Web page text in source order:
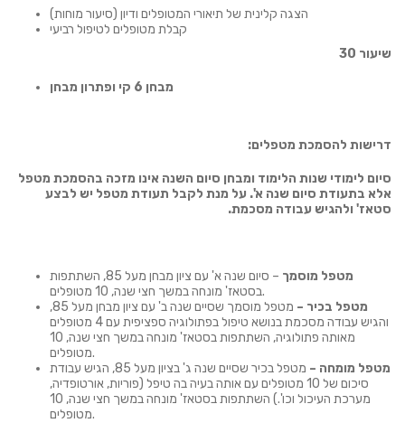
הצגה קלינית של תיאורי המטופלים ודיון (סיעור מוחות)
קבלת מטופלים לטיפול רביעי
שיעור 30
מבחן 6 קי ופתרון מבחן
דרישות להסמכת מטפלים:
סיום לימודי שנות הלימוד ומבחן סיום השנה אינו מזכה בהסמכת מטפל
אלא בתעודת סיום שנה א'. על מנת לקבל תעודת מטפל יש לבצע
סטאז' ולהגיש עבודה מסכמת.
מטפל מוסמך
– סיום שנה א' עם ציון מבחן מעל 85, השתתפות
בסטאז' מונחה במשך חצי שנה, 10 מטופלים.
מטפל בכיר –
מטפל מוסמך שסיים שנה ב' עם ציון מבחן מעל 85,
והגיש עבודה מסכמת בנושא טיפול בפתולוגיה ספציפית עם 4 מטופלים
מאותה פתולוגיה, השתתפות בסטאז' מונחה במשך חצי שנה, 10
מטופלים.
מטפל מומחה –
מטפל בכיר שסיים שנה ג' בציון מעל 85, הגיש עבודת
סיכום של 10 מטופלים עם אותה בעיה בה טיפל (פוריות, אורטופדיה,
מערכת העיכול וכו'.) השתתפות בסטאז' מונחה במשך חצי שנה, 10
מטופלים.